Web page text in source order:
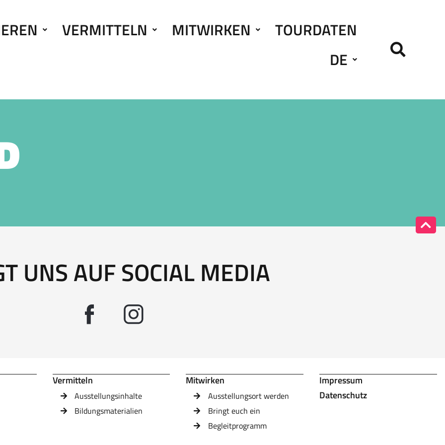
VERMITTELN MITWIRKEN
TOURDATEN
DE
UNS AUF SOCIAL MEDIA
Vermitteln
Ausstellungsinhalte
Bildungsmaterialien
Mitwirken
Ausstellungsort werden
Bringt euch ein
Begleitprogramm
Impressum
Datenschutz